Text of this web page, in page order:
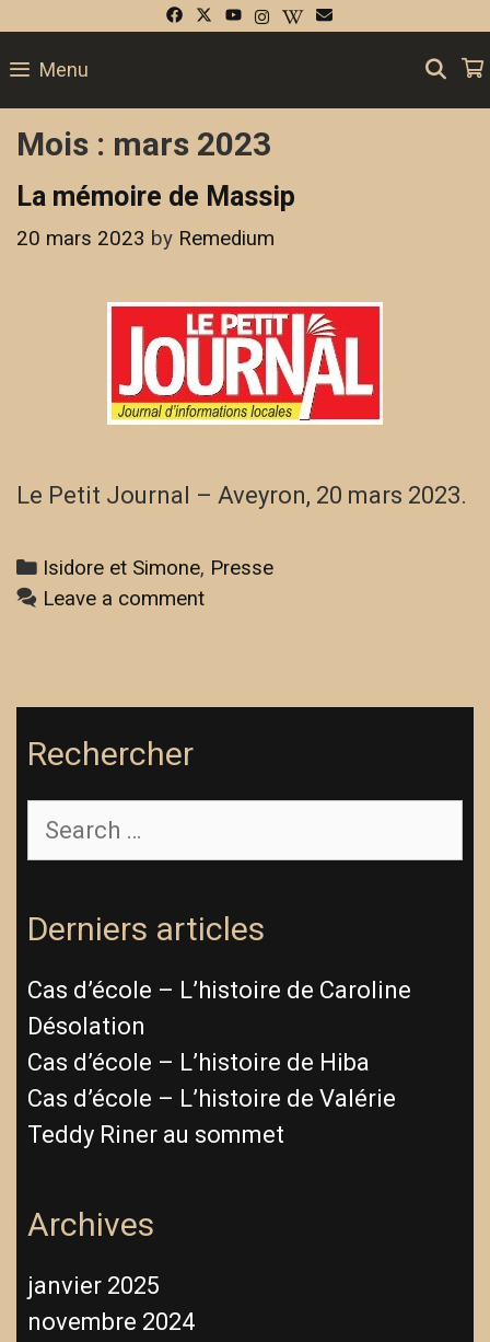
content
Menu
Mois : mars 2023
La mémoire de Massip
20 mars 2023 by Remedium
Le Petit Journal – Aveyron, 20 mars 2023.
Categories
Isidore et Simone, Presse
Leave a comment
Rechercher
for:
Derniers articles
Cas d’école – L’histoire de Caroline
Désolation
Cas d’école – L’histoire de Hiba
Cas d’école – L’histoire de Valérie
Teddy Riner au sommet
Archives
janvier 2025
novembre 2024